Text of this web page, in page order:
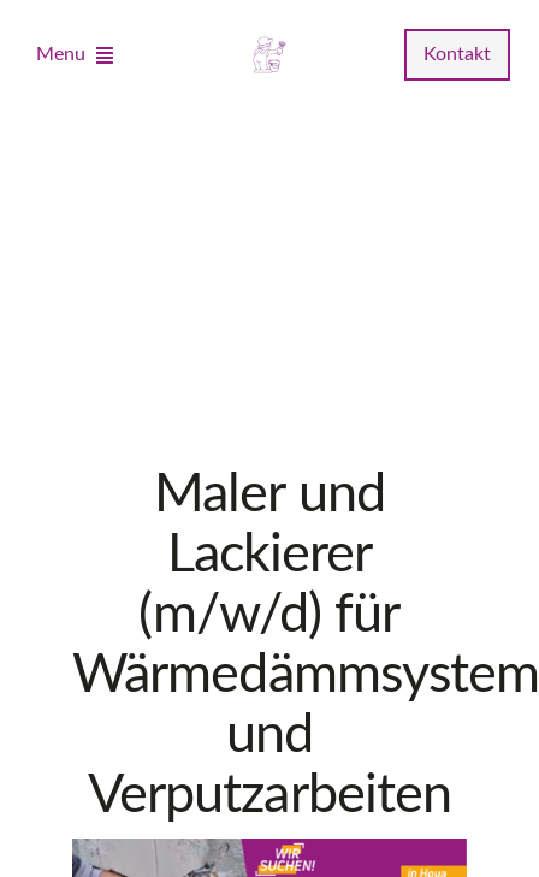
InhaltMenu Kontakt
Maler und
Lackierer
(m/w/d) für
und
Verputzarbeiten